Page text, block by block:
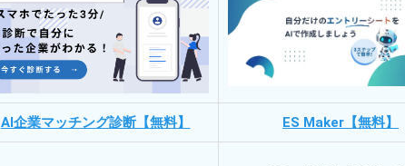
AI企業マッチング診断【無料】 ES Maker【無料】